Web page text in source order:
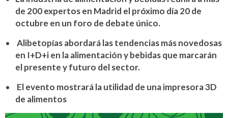
de 200 expertos en Madrid el próximo día 20 de
octubre en un foro de debate único.
Alibetopías abordará las tendencias más novedosas
en I+D+i en la alimentación y bebidas que marcarán
el presente y futuro del sector.
El evento mostrará la utilidad de una impresora 3D
de alimentos